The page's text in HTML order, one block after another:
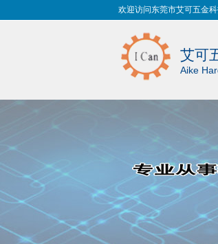
欢迎访问东莞市艾可五金
艾可
Aike